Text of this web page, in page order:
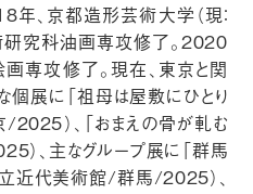
、京都造形芸術大学（現：
究科油画専攻修了。2020
専攻修了。現在、東京と関
展に「祖母は屋敷にひとり
2025）、「おまえの骨が軋む
）、主なグループ展に「群馬
近代美術館/群馬/2025）、